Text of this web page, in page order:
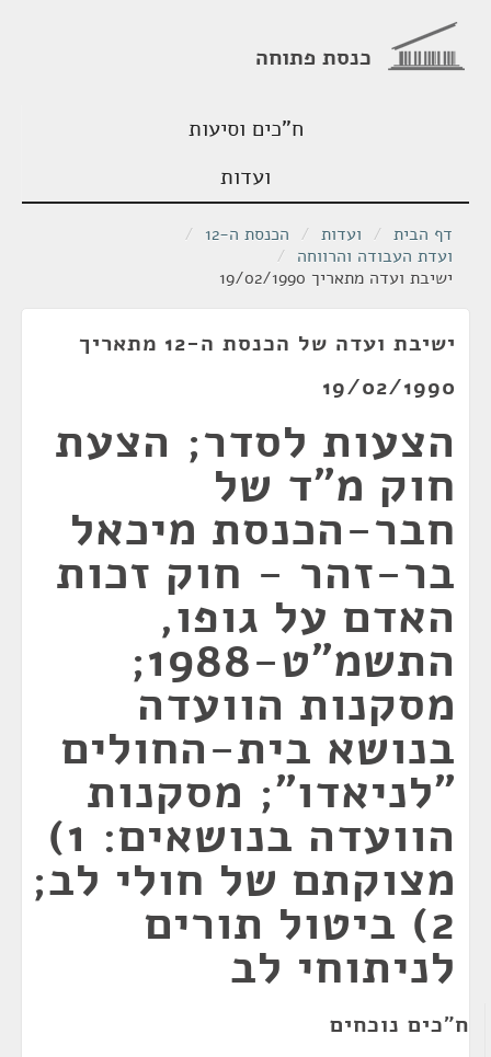
כנסת פתוחה
ח"כים וסיעות
ועדות
דף הבית / ועדות / הכנסת ה-12
/
ועדת העבודה והרווחה /
ישיבת ועדה מתאריך 19/02/1990
ישיבת ועדה של הכנסת ה-12 מתאריך
19/02/1990
הצעות לסדר; הצעת
חוק מ"ד של
חבר-הכנסת מיכאל
בר-זהר - חוק זכות
האדם על גופו,
התשמ"ט-1988;
מסקנות הוועדה
בנושא בית-החולים
"לניאדו"; מסקנות
הוועדה בנושאים: 1)
מצוקתם של חולי לב;
2) ביטול תורים
לניתוחי לב
ח"כים נוכחים